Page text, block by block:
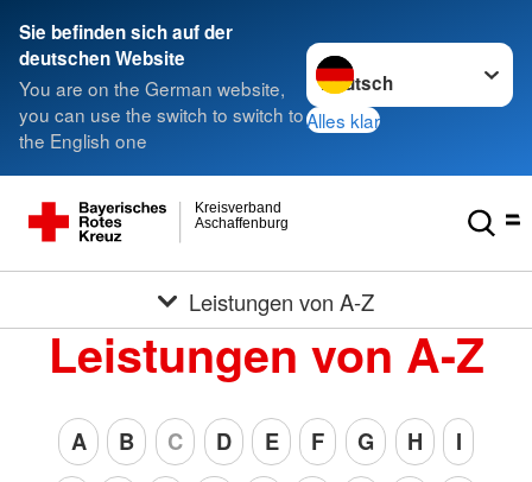
Sie befinden sich auf der
deutschen Website
You are on the German website,
you can use the switch to switch to
the English one
Sprache wechseln zu
Alles klar
Aschaffenburg
Kreisverband
Leistungen von A-Z
Leistungen von A-Z
A B C D E F G H
I